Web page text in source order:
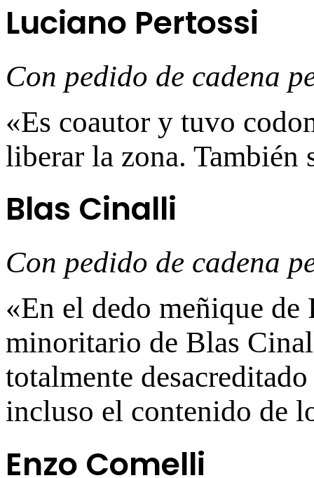
Luciano Pertossi
Con pedido de cadena
«Es coautor y tuvo
liberar la zona.
Blas Cinalli
Con pedido de cadena
«En el dedo meñique
minoritario de Blas
totalmente
incluso el contenido de
Enzo Comelli